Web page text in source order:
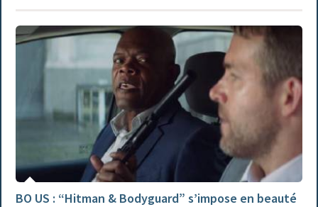
BO US : “Hitman & Bodyguard” s’impose en beauté